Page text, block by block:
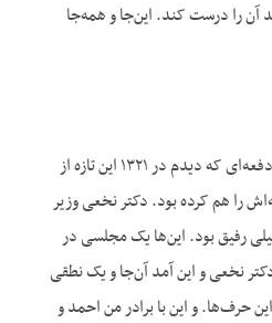
آن را درست کند. این‌جا و همه‌جا
ج- امیرعباس هویدا را من اولین دفعه‌ای که دیدم در ۱۳۲۱ این تازه از
را هم کرده بود. دکتر نخعی وزیر
رفیق بود. این‌ها یک مجلسی در
نخعی و این آمد آن‌جا و یک نطقی
حرف‌ها. و این با برادر من احمد و